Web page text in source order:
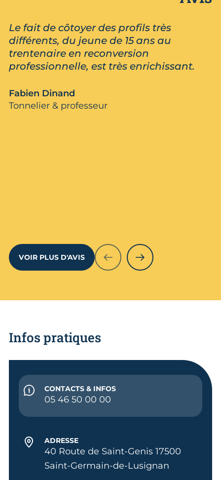
Le fait de côtoyer des profils très
différents, du jeune de 15 ans au
trentenaire en reconversion
professionnelle, est très enrichissant.
Fabien Dinand
Tonnelier & professeur
VOIR PLUS D'AVIS PRÉCÉDENTSUIVANT
Infos pratiques
CONTACTS & INFOS
05 46 50 00 00
ADRESSE
40 Route de Saint-Genis 17500
Saint-Germain-de-Lusignan